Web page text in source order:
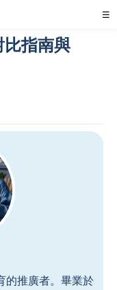
☰
指南與
的推廣者。畢業於